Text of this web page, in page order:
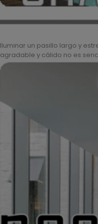
Iluminar un pasillo largo y
agradable y cálido no es